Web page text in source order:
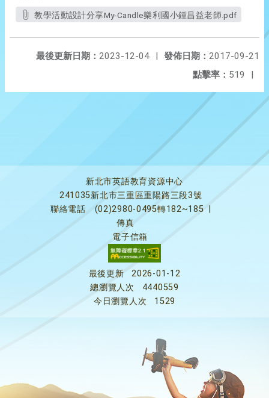
教學活動設計分享My-Candle樂利國小鍾昌益老師.pdf
發佈日期： 2017-09-21
最後更新日期： 2023-12-04
|
點擊率： 519 |
新北市英語教育資源中心
241035新北市三重區重陽路三段3號
聯絡電話
(02)2980-0495轉182~185
傳真
電子信箱
最後更新
2026-01-12
總瀏覽人次
4440559
今日瀏覽人次
1529